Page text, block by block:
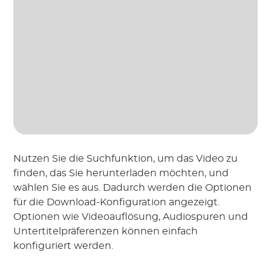
Nutzen Sie die Suchfunktion, um das Video zu
finden, das Sie herunterladen möchten, und
wählen Sie es aus. Dadurch werden die Optionen
für die Download-Konfiguration angezeigt.
Optionen wie Videoauflösung, Audiospuren und
Untertitelpräferenzen können einfach
konfiguriert werden.